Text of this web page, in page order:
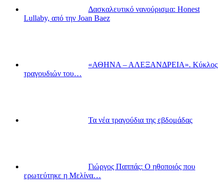
Δασκαλευτικό νανούρισμα: Honest
Lullaby, από την Joan Baez
«ΑΘΗΝΑ – ΑΛΕΞΑΝΔΡΕΙΑ». Κύκλος
τραγουδιών του…
Τα νέα τραγούδια της εβδομάδας
Γιώργος Παππάς: Ο ηθοποιός που
ερωτεύτηκε η Μελίνα…